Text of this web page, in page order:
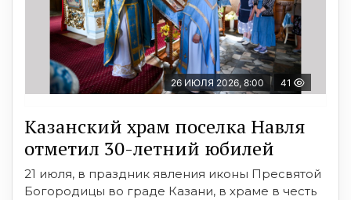
26 ИЮЛЯ 2026, 8:00 41
Казанский храм поселка Навля
отметил 30-летний юбилей
21 июля, в праздник явления иконы Пресвятой
Богородицы во граде Казани, в храме в честь